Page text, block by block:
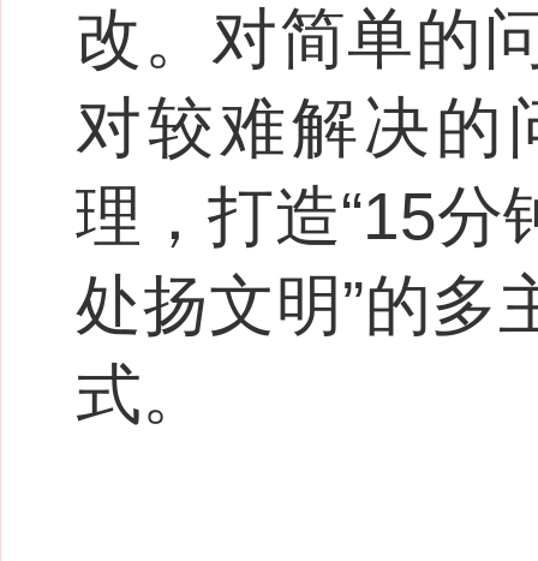
改。对简单的
对较难解决的
理，打造“15分
处扬文明”的多
式。